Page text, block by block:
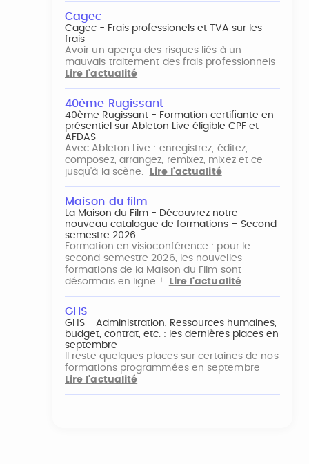
Cagec
Cagec - Frais professionels et TVA sur les
frais
Avoir un aperçu des risques liés à un
mauvais traitement des frais professionnels
Lire l'actualité
40ème Rugissant
40ème Rugissant - Formation certifiante en
présentiel sur Ableton Live éligible CPF et
AFDAS
Avec Ableton Live : enregistrez, éditez,
composez, arrangez, remixez, mixez et ce
jusqu'à la scène.
Lire l'actualité
Maison du film
La Maison du Film - Découvrez notre
nouveau catalogue de formations – Second
semestre 2026
Formation en visioconférence : pour le
second semestre 2026, les nouvelles
formations de la Maison du Film sont
désormais en ligne !
Lire l'actualité
GHS
GHS - Administration, Ressources humaines,
budget, contrat, etc. : les dernières places en
septembre
Il reste quelques places sur certaines de nos
formations programmées en septembre
Lire l'actualité